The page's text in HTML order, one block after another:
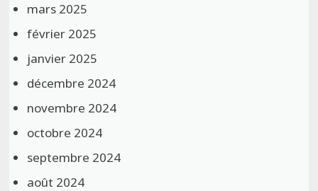
mars 2025
février 2025
janvier 2025
décembre 2024
novembre 2024
octobre 2024
septembre 2024
août 2024